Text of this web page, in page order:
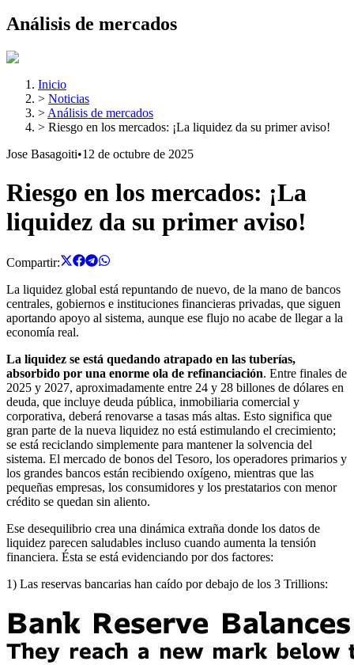
Análisis de mercados
Inicio
> Noticias
> Análisis de mercados
> Riesgo en los mercados: ¡La liquidez da su primer aviso!
Jose Basagoiti•12 de octubre de 2025
Riesgo en los mercados: ¡La
liquidez da su primer aviso!
Compartir:
La liquidez global está repuntando de nuevo, de la mano de bancos
centrales, gobiernos e instituciones financieras privadas, que siguen
aportando apoyo al sistema, aunque ese flujo no acabe de llegar a la
economía real.
La liquidez se está quedando atrapado en las tuberías,
absorbido por una enorme ola de refinanciación. Entre finales de
2025 y 2027, aproximadamente entre 24 y 28 billones de dólares en
deuda, que incluye deuda pública, inmobiliaria comercial y
corporativa, deberá renovarse a tasas más altas. Esto significa que
gran parte de la nueva liquidez no está estimulando el crecimiento;
se está reciclando simplemente para mantener la solvencia del
sistema. El mercado de bonos del Tesoro, los operadores primarios y
los grandes bancos están recibiendo oxígeno, mientras que las
pequeñas empresas, los consumidores y los prestatarios con menor
crédito se quedan sin aliento.
Ese desequilibrio crea una dinámica extraña donde los datos de
liquidez parecen saludables incluso cuando aumenta la tensión
financiera. Ésta se está evidenciando por dos factores:
1) Las reservas bancarias han caído por debajo de los 3 Trillions: